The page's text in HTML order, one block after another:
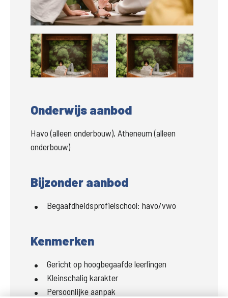
Groter Groter
Onderwijs aanbod
Havo (alleen onderbouw), Atheneum (alleen
onderbouw)
Bijzonder aanbod
Begaafdheidsprofielschool: havo/vwo
Kenmerken
Gericht op hoogbegaafde leerlingen
Kleinschalig karakter
Persoonlijke aanpak